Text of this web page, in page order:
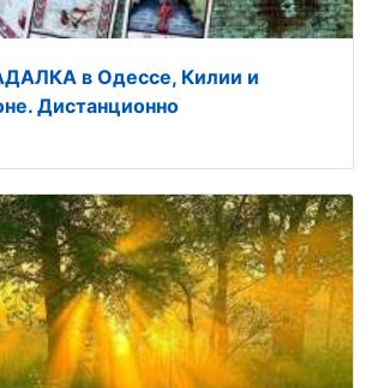
в Одессе, Килии и
Дистанционно